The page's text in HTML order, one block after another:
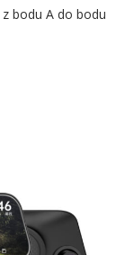
bodu A do bodu